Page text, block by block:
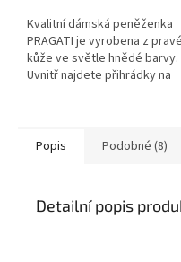
Kvalitní dámská peněženka
PRAGATI je vyrobena z pravé
kůže ve světle hnědé barvy.
Uvnitř najdete přihrádky na
Popis Podobné (8)
Detailní popis